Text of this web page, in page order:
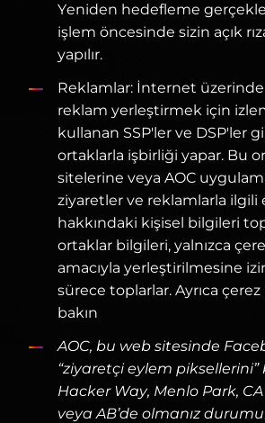
Yeniden hedefleme
işlem öncesinde sizin açık
yapılır.
Reklamlar: İnternet
reklam yerleştirmek için
kullanan SSP'ler ve DSP'ler
ortaklarla işbirliği yapar. Bu
sitelerine veya AOC
ziyaretler ve reklamlarla
hakkındaki kişisel bilgileri
ortaklar bilgileri, yalnızca
amacıyla yerleştirilmesine
sürece toplarlar. Ayrıca
bakın
AOC, bu web sitesinde
“ziyaretçi eylem piksellerini”
Hacker Way, Menlo Park,
veya AB’de olmanız